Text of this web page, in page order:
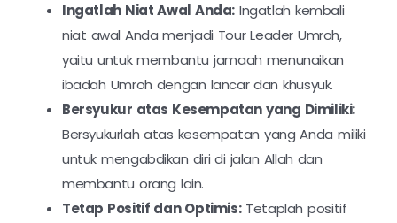
Ingatlah Niat Awal Anda:Ingatlah kembali
niat awal Anda menjadi Tour Leader Umroh,
yaitu untuk membantu jamaah menunaikan
ibadah Umroh dengan lancar dan khusyuk.
Bersyukur atas Kesempatan yang Dimiliki:
Bersyukurlah atas kesempatan yang Anda miliki
untuk mengabdikan diri di jalan Allah dan
membantu orang lain.
Tetap Positif dan Optimis:Tetaplah positif